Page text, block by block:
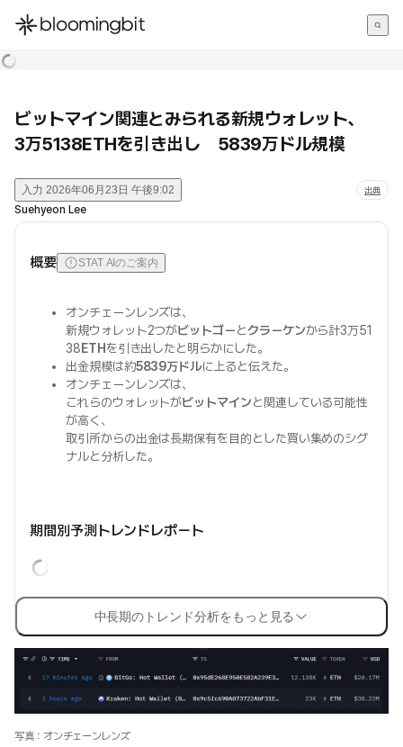
한국어
ビットマイン関連とみられる新規ウォレット、
3万5138ETHを引き出し 5839万ドル規模
入力 2026年06月23日 午後9:02 出典
Suehyeon Lee
概要 STAT AIのご案内
オンチェーンレンズは、
新規ウォレット2つがビットゴーとクラーケンから計3万51
38ETHを引き出したと明らかにした。
出金規模は約5839万ドルに上ると伝えた。
オンチェーンレンズは、
これらのウォレットがビットマインと関連している可能性
が高く、
取引所からの出金は長期保有を目的とした買い集めのシグ
ナルと分析した。
期間別予測トレンドレポート
中長期のトレンド分析をもっと見る
写真：オンチェーンレンズ